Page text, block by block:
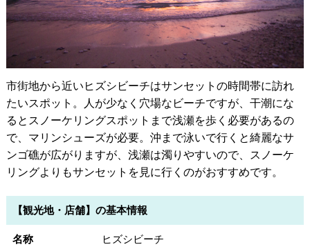
市街地から近いヒズシビーチはサンセットの時間帯に訪れ
たいスポット。人が少なく穴場なビーチですが、干潮にな
るとスノーケリングスポットまで浅瀬を歩く必要があるの
で、マリンシューズが必要。沖まで泳いで行くと綺麗なサ
ンゴ礁が広がりますが、浅瀬は濁りやすいので、スノーケ
リングよりもサンセットを見に行くのがおすすめです。
【観光地・店舗】の基本情報
名称 ヒズシビーチ